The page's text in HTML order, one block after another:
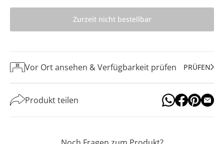
Zurzeit nicht bestellbar
Vor Ort ansehen & Verfügbarkeit prüfen PRÜFEN
Produkt teilen